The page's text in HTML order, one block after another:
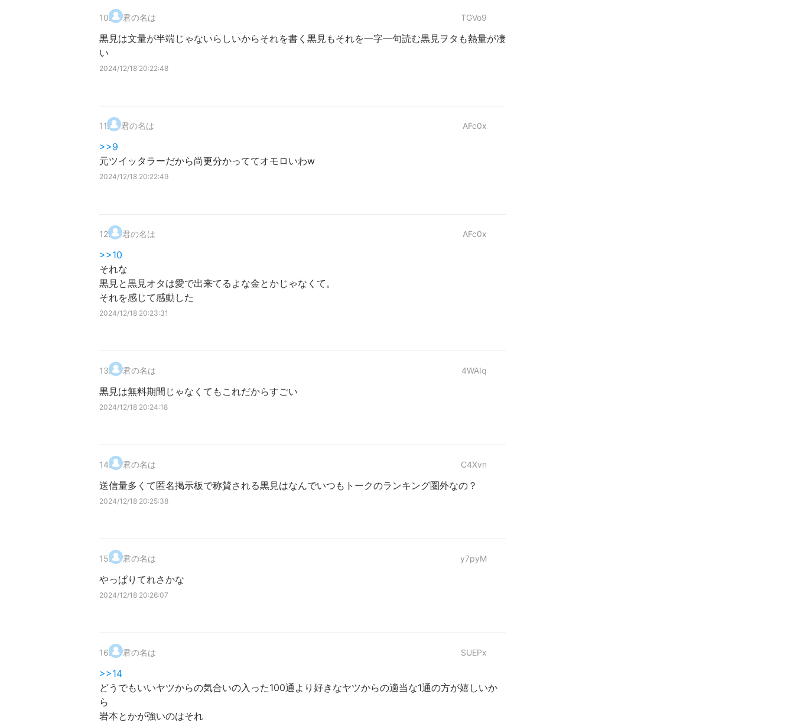
10. 君の名は TGVo9
黒見は文量が半端じゃないらしいからそれを書く黒見もそれを一字一句読む黒見ヲタも熱量が凄
い
2024/12/18 20:22:48
11. 君の名は AFc0x
>>9
元ツイッタラーだから尚更分かっててオモロいわw
2024/12/18 20:22:49
12. 君の名は AFc0x
>>10
それな
黒見と黒見オタは愛で出来てるよな金とかじゃなくて。
それを感じて感動した
2024/12/18 20:23:31
13. 君の名は 4WAIq
黒見は無料期間じゃなくてもこれだからすごい
2024/12/18 20:24:18
14. 君の名は C4Xvn
送信量多くて匿名掲示板で称賛される黒見はなんでいつもトークのランキング圏外なの？
2024/12/18 20:25:38
15. 君の名は y7pyM
やっぱりてれさかな
2024/12/18 20:26:07
16. 君の名は SUEPx
>>14
どうでもいいヤツからの気合いの入った100通より好きなヤツからの適当な1通の方が嬉しいか
ら
岩本とかが強いのはそれ